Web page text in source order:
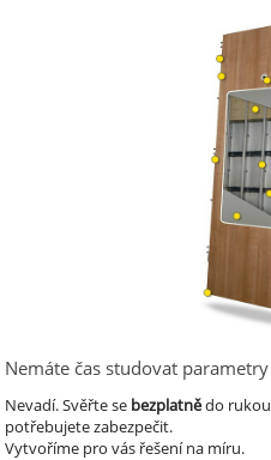
Nemáte čas studovat
Nevadí.Svěřte se bezplatnědo
potřebujete zabezpečit.
Vytvoříme pro vás řešení na míru.